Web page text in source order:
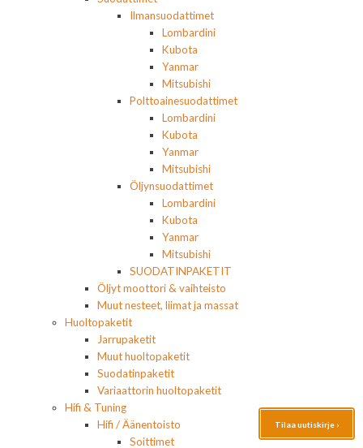
Ilmansuodattimet
Lombardini
Kubota
Yanmar
Mitsubishi
Polttoainesuodattimet
Lombardini
Kubota
Yanmar
Mitsubishi
Öljynsuodattimet
Lombardini
Kubota
Yanmar
Mitsubishi
SUODATINPAKETIT
Öljyt moottori & vaihteisto
Muut nesteet, liimat ja massat
Huoltopaketit
Jarrupaketit
Muut huoltopaketit
Suodatinpaketit
Variaattorin huoltopaketit
Hifi & Tuning
Hifi / Äänentoisto
Soittimet
Tilaa uutiskirje ›